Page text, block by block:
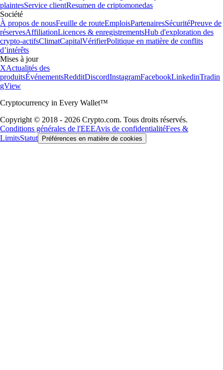
plaintesService clientResumen de criptomonedas
Société
À propos de nousFeuille de routeEmploisPartenairesSécuritéPreuve de
réservesAffiliationLicences & enregistrementsHub d'exploration des
crypto-actifsClimatCapitalVérifierPolitique en matière de conflits
d’intérêts
Mises à jour
XActualités des
produitsÉvénementsRedditDiscordInstagramFacebookLinkedinTradin
gView
Cryptocurrency in Every Wallet™
Copyright © 2018 - 2026 Crypto.com. Tous droits réservés.
Conditions générales de l'EEEAvis de confidentialitéFees &
LimitsStatut Préférences en matière de cookies